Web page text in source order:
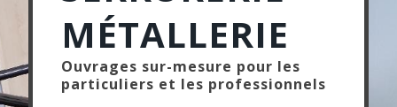
MÉTALLERIE
Ouvrages sur-mesure pour les
particuliers et les professionnels